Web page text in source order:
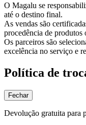
O Magalu se
até o destino final.
As vendas são
procedência de produtos
Os parceiros são
excelência no serviço e
Política de
Fechar
Devolução gratuita para